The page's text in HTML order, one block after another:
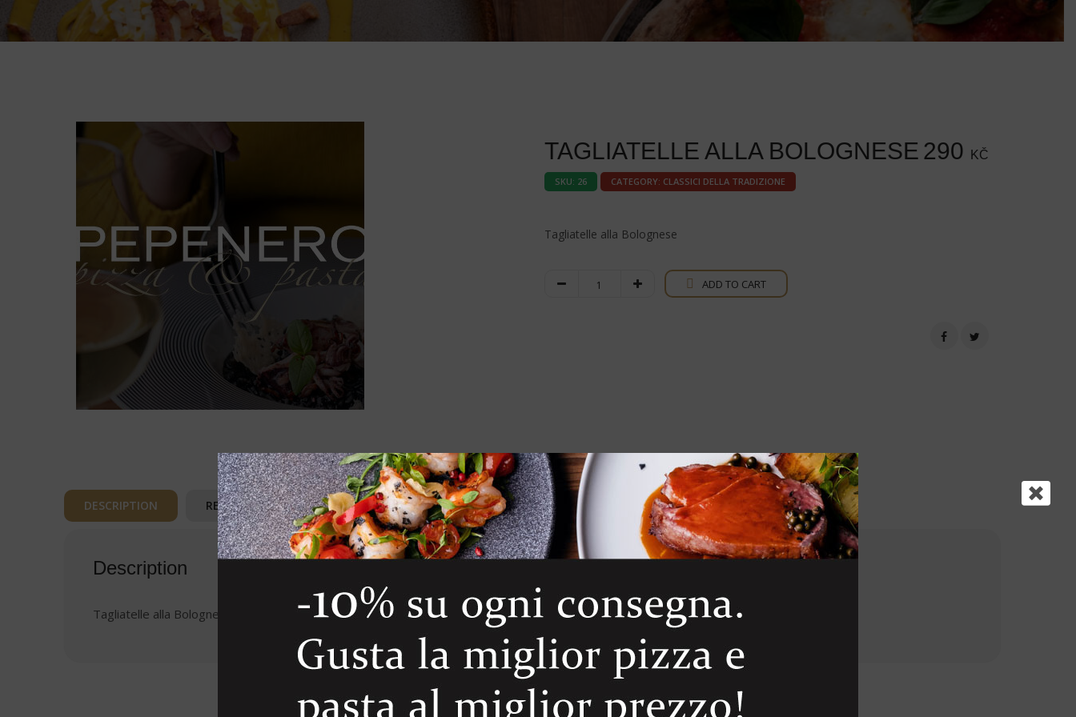
TAGLIATELLE ALLA BOLOGNESE 290 KČ
SKU: 26 CATEGORY: CLASSICI DELLA TRADIZIONE
Tagliatelle alla Bolognese
ADD TO CART
DESCRIPTION REVIEWS (0)
Description
Tagliatelle alla Bolognese